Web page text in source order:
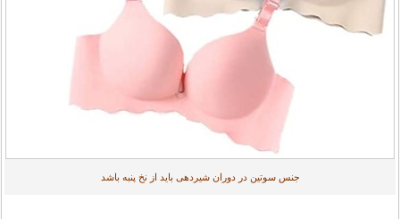
جنس سوتین در دوران شیردهی باید از نخ پنبه باشد